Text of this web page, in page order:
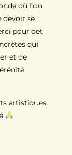
où l’on
devoir se
pour cet
qui
et de
artistiques,